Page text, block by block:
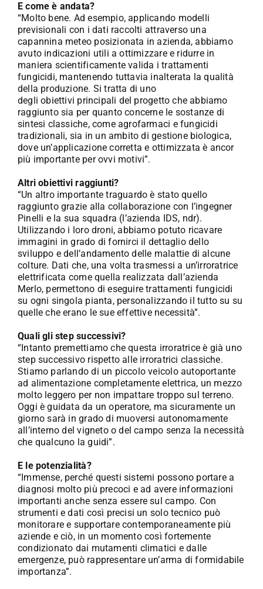
E come è andata?
“Molto bene. Ad esempio, applicando modelli
previsionali con i dati raccolti attraverso una
capannina meteo posizionata in azienda, abbiamo
avuto indicazioni utili a ottimizzare e ridurre in
maniera scientificamente valida i trattamenti
fungicidi, mantenendo tuttavia inalterata la qualità
della produzione. Si tratta di uno
degli obiettivi principali del progetto che abbiamo
raggiunto sia per quanto concerne le sostanze di
sintesi classiche, come agrofarmaci e fungicidi
tradizionali, sia in un ambito di gestione biologica,
dove un’applicazione corretta e ottimizzata è ancor
più importante per ovvi motivi”.
Altri obiettivi raggiunti?
“Un altro importante traguardo è stato quello
raggiunto grazie alla collaborazione con l’ingegner
Pinelli e la sua squadra (l’azienda IDS, ndr).
Utilizzando i loro droni, abbiamo potuto ricavare
immagini in grado di fornirci il dettaglio dello
sviluppo e dell’andamento delle malattie di alcune
colture. Dati che, una volta trasmessi a un’irroratrice
elettrificata come quella realizzata dall’azienda
Merlo, permettono di eseguire trattamenti fungicidi
su ogni singola pianta, personalizzando il tutto su su
quelle che erano le sue effettive necessità”.
Quali gli step successivi?
“Intanto premettiamo che questa irroratrice è già uno
step successivo rispetto alle irroratrici classiche.
Stiamo parlando di un piccolo veicolo autoportante
ad alimentazione completamente elettrica, un mezzo
molto leggero per non impattare troppo sul terreno.
Oggi è guidata da un operatore, ma sicuramente un
giorno sarà in grado di muoversi autonomamente
all’interno del vigneto o del campo senza la necessità
che qualcuno la guidi”.
E le potenzialità?
“Immense, perché questi sistemi possono portare a
diagnosi molto più precoci e ad avere informazioni
importanti anche senza essere sul campo. Con
strumenti e dati così precisi un solo tecnico può
monitorare e supportare contemporaneamente più
aziende e ciò, in un momento così fortemente
condizionato dai mutamenti climatici e dalle
emergenze, può rappresentare un’arma di formidabile
importanza”.